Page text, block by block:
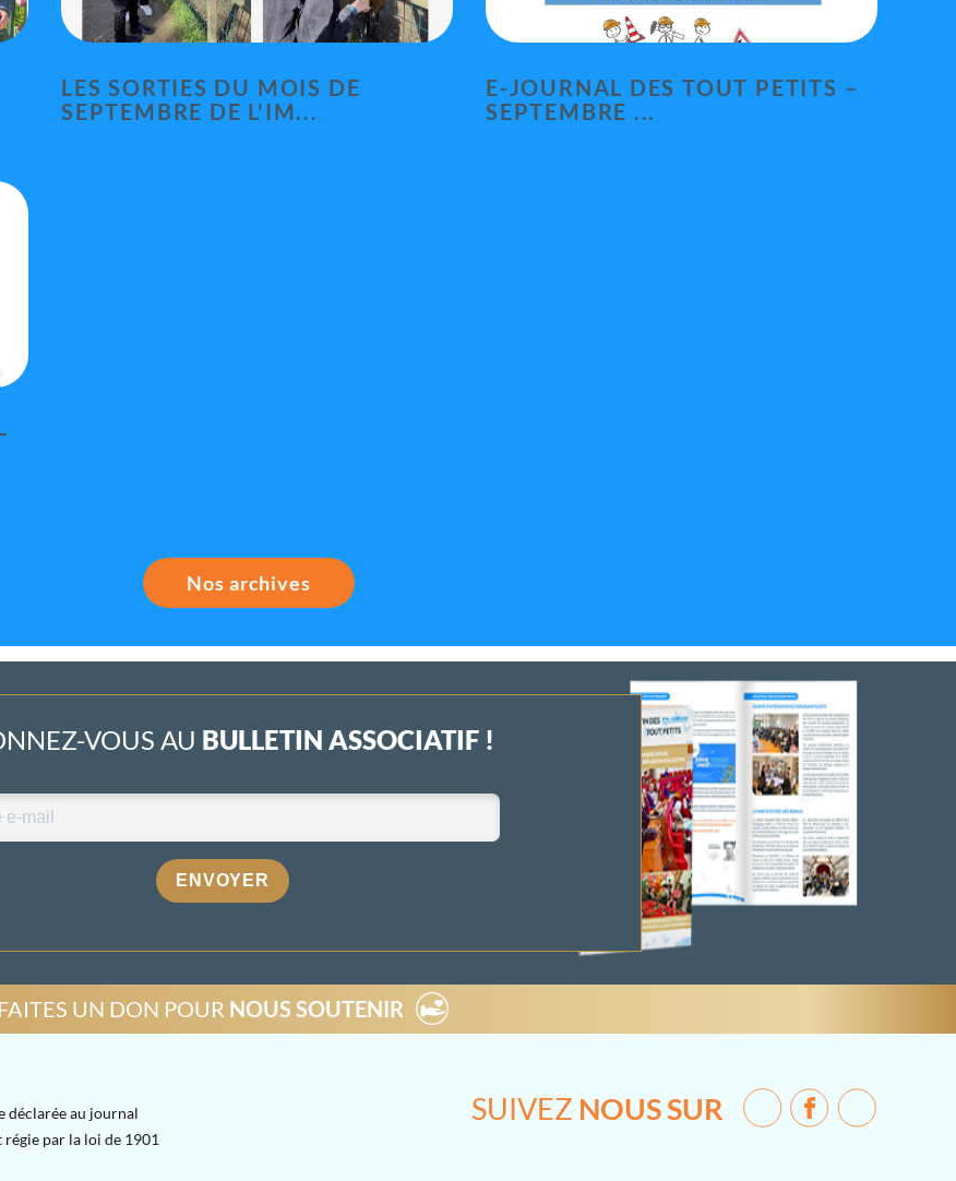
LES SORTIES DU MOIS DE
SEPTEMBRE DE L'IM...
E-JOURNAL DES TOUT PETITS –
SEPTEMBRE ...
Nos archives
VOUS AU BULLETIN ASSOCIATIF !
ENVOYER
UN DON POUR NOUS SOUTENIR
déclarée au journal
par la loi de 1901
SUIVEZ NOUS SUR